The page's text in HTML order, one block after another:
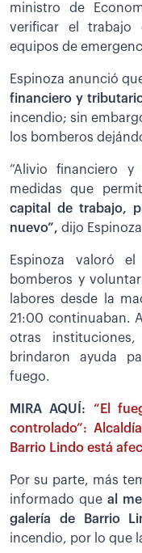
ministro de
verificar el trabajo
equipos de
Espinoza anunció
financiero y
incendio; sin
los bomberos
”Alivio financiero
medidas que
capital de trabajo,
nuevo”, dijo
Espinoza valoró
bomberos y
labores desde la
21:00 continuaban.
otras
brindaron ayuda
fuego.
MIRA AQUÍ: “El
controlado”:
Barrio Lindo está
Por su parte, más
informado queal
galería de Barrio
incendio, por lo que